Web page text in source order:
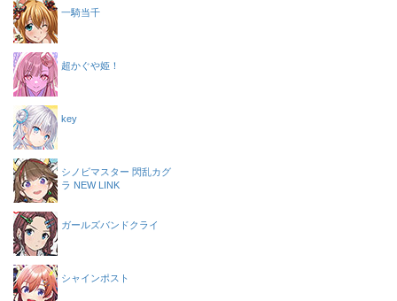
一騎当千
超かぐや姫！
key
シノビマスター 閃乱カグ
ラ NEW LINK
ガールズバンドクライ
シャインポスト